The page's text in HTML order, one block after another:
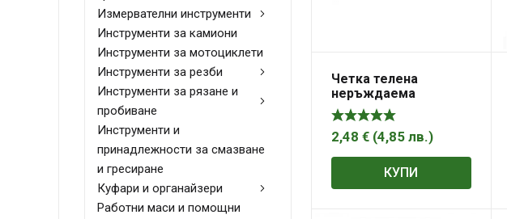
Измервателни инструменти
Инструменти за камиони
Инструменти за мотоциклети
Инструменти за резби
Инструменти за рязане и
пробиване
Инструменти и
принадлежности за смазване
и гресиране
Куфари и органайзери
Работни маси и помощни
Четка телена
неръждаема
стомана 250мм
TOPMASTER
2,48 € (4,85 лв.)
КУПИ